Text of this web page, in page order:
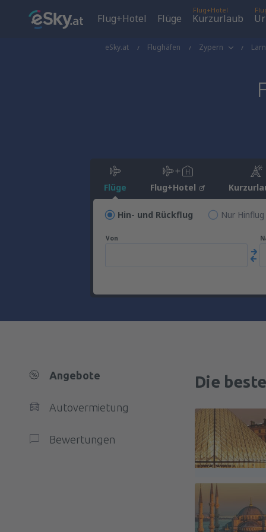
Flug+Hotel Flüge
Flug+Hotel
Kurzurlaub
eSky.at Flughäfen Zypern
Flüge Flug+Hotel
Hin- und Rückflug Nur Hinflug
Von
Angebote
Autovermietung
Bewertungen
Die